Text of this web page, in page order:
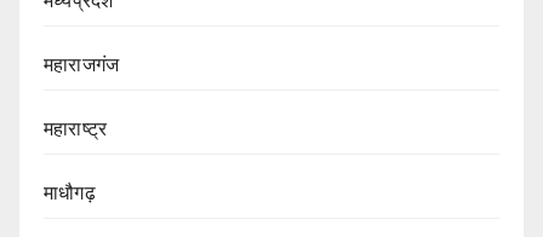
महाराजगंज
महाराष्ट्र
माधौगढ़